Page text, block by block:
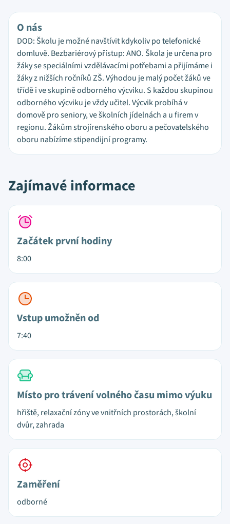
O nás
DOD: Školu je možné navštívit kdykoliv po telefonické
domluvě. Bezbariérový přístup: ANO. Škola je určena pro
žáky se speciálními vzdělávacími potřebami a přijímáme i
žáky z nižších ročníků ZŠ. Výhodou je malý počet žáků ve
třídě i ve skupině odborného výcviku. S každou skupinou
odborného výcviku je vždy učitel. Výcvik probíhá v
domově pro seniory, ve školních jídelnách a u firem v
regionu. Žákům strojírenského oboru a pečovatelského
oboru nabízíme stipendijní programy.
Zajímavé informace
Začátek první hodiny
8:00
Vstup umožněn od
7:40
Místo pro trávení volného času mimo výuku
hřiště, relaxační zóny ve vnitřních prostorách, školní
dvůr, zahrada
Zaměření
odborné